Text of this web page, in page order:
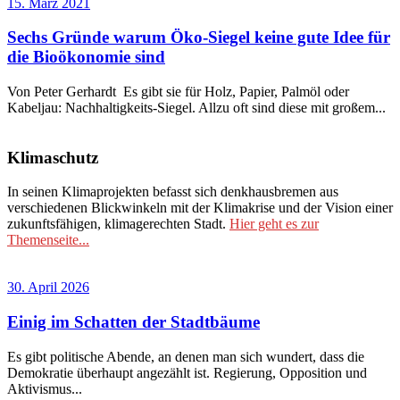
Sechs Gründe warum Öko-Siegel keine gute Idee für
die Bioökonomie sind
Von Peter Gerhardt Es gibt sie für Holz, Papier, Palmöl oder
Kabeljau: Nachhaltigkeits-Siegel. Allzu oft sind diese mit großem...
Klimaschutz
In seinen Klimaprojekten befasst sich denkhausbremen aus
verschiedenen Blickwinkeln mit der Klimakrise und der Vision einer
zukunftsfähigen, klimagerechten Stadt. Hier geht es zur
Themenseite...
30. April 2026
Einig im Schatten der Stadtbäume
Es gibt politische Abende, an denen man sich wundert, dass die
Demokratie überhaupt angezählt ist. Regierung, Opposition und
Aktivismus...